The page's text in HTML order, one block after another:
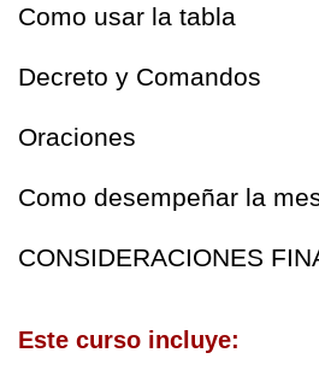
Como usar la tabla
Decreto y Comandos
Oraciones
Como desempeñar la
CONSIDERACIONES
Este curso incluye: